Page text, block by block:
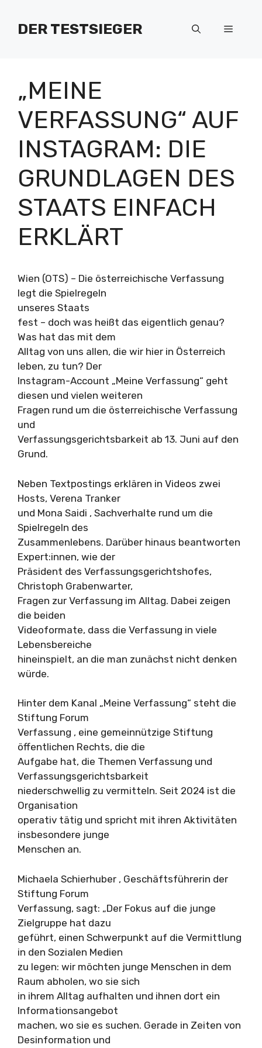
Inhalt
springenDER TESTSIEGER Menü
„MEINE
VERFASSUNG“ AUF
INSTAGRAM: DIE
GRUNDLAGEN DES
STAATS EINFACH
ERKLÄRT
Wien (OTS) – Die österreichische Verfassung
legt die Spielregeln
unseres Staats
fest – doch was heißt das eigentlich genau?
Was hat das mit dem
Alltag von uns allen, die wir hier in Österreich
leben, zu tun? Der
Instagram-Account „Meine Verfassung“ geht
diesen und vielen weiteren
Fragen rund um die österreichische Verfassung
und
Verfassungsgerichtsbarkeit ab 13. Juni auf den
Grund.
Neben Textpostings erklären in Videos zwei
Hosts, Verena Tranker
und Mona Saidi , Sachverhalte rund um die
Spielregeln des
Zusammenlebens. Darüber hinaus beantworten
Expert:innen, wie der
Präsident des Verfassungsgerichtshofes,
Christoph Grabenwarter,
Fragen zur Verfassung im Alltag. Dabei zeigen
die beiden
Videoformate, dass die Verfassung in viele
Lebensbereiche
hineinspielt, an die man zunächst nicht denken
würde.
Hinter dem Kanal „Meine Verfassung“ steht die
Stiftung Forum
Verfassung , eine gemeinnützige Stiftung
öffentlichen Rechts, die die
Aufgabe hat, die Themen Verfassung und
Verfassungsgerichtsbarkeit
niederschwellig zu vermitteln. Seit 2024 ist die
Organisation
operativ tätig und spricht mit ihren Aktivitäten
insbesondere junge
Menschen an.
Michaela Schierhuber , Geschäftsführerin der
Stiftung Forum
Verfassung, sagt: „Der Fokus auf die junge
Zielgruppe hat dazu
geführt, einen Schwerpunkt auf die Vermittlung
in den Sozialen Medien
zu legen: wir möchten junge Menschen in dem
Raum abholen, wo sie sich
in ihrem Alltag aufhalten und ihnen dort ein
Informationsangebot
machen, wo sie es suchen. Gerade in Zeiten von
Desinformation und